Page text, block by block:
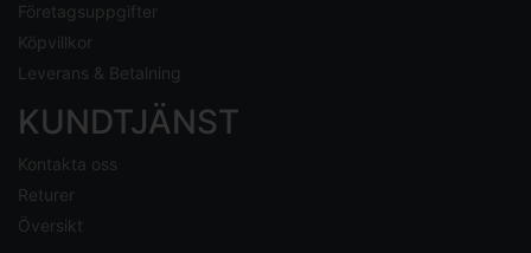
Företagsuppgifter
Köpvillkor
Leverans & Betalning
KUNDTJÄNST
Kontakta oss
Returer
Översikt